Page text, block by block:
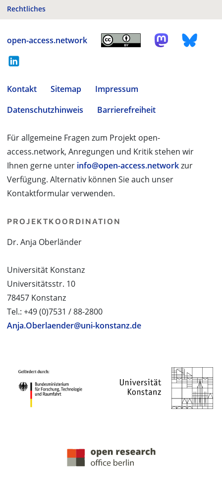
Rechtliches
open-access.network
Kontakt Sitemap
Impressum
Datenschutzhinweis
Barrierefreiheit
Für allgemeine Fragen zum Projekt open-
access.network, Anregungen und Kritik stehen wir
Ihnen gerne unter info@open-access.networkzur
Verfügung. Alternativ können Sie auch unser
Kontaktformular verwenden.
PROJEKTKOORDINATION
Dr. Anja Oberländer
Universität Konstanz
Universitätsstr. 10
78457 Konstanz
Tel.: +49 (0)7531 / 88-2800
Anja.Oberlaender@uni-konstanz.de